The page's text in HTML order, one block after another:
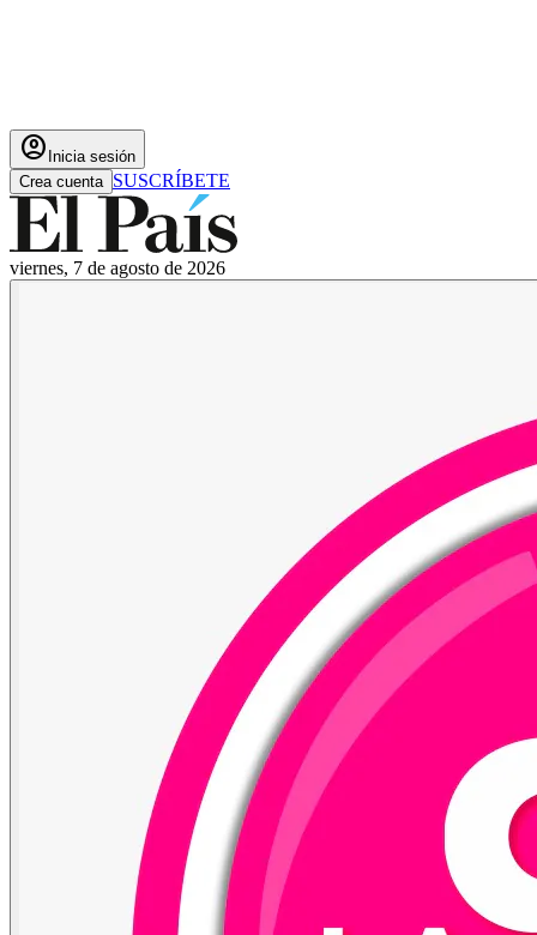
account_circle Inicia sesión
Crea cuenta SUSCRÍBETE
viernes, 7 de agosto de 2026